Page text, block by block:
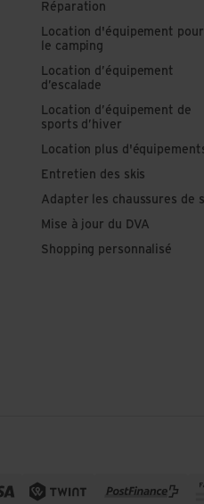
Réparation
Location d'équipement pour
le camping
Location d’équipement
d’escalade
Location d’équipement de
sports d’hiver
Location plus
Entretien des skis
Adapter les chaussures de
Mise à jour du DVA
Shopping personnalisé